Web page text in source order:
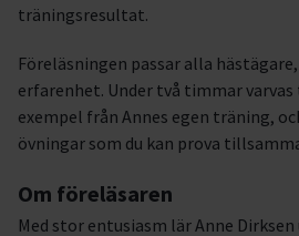
träningsresultat.
Föreläsningen passar alla
erfarenhet. Under två timmar
exempel från Annes egen träning,
övningar som du kan prova
Om föreläsaren
Med stor entusiasm lär Anne